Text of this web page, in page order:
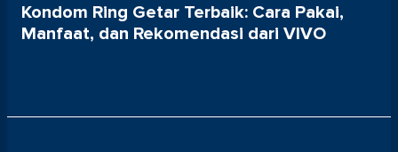
Kondom Ring Getar Terbaik: Cara Pakai,
Manfaat, dan Rekomendasi dari VIVO